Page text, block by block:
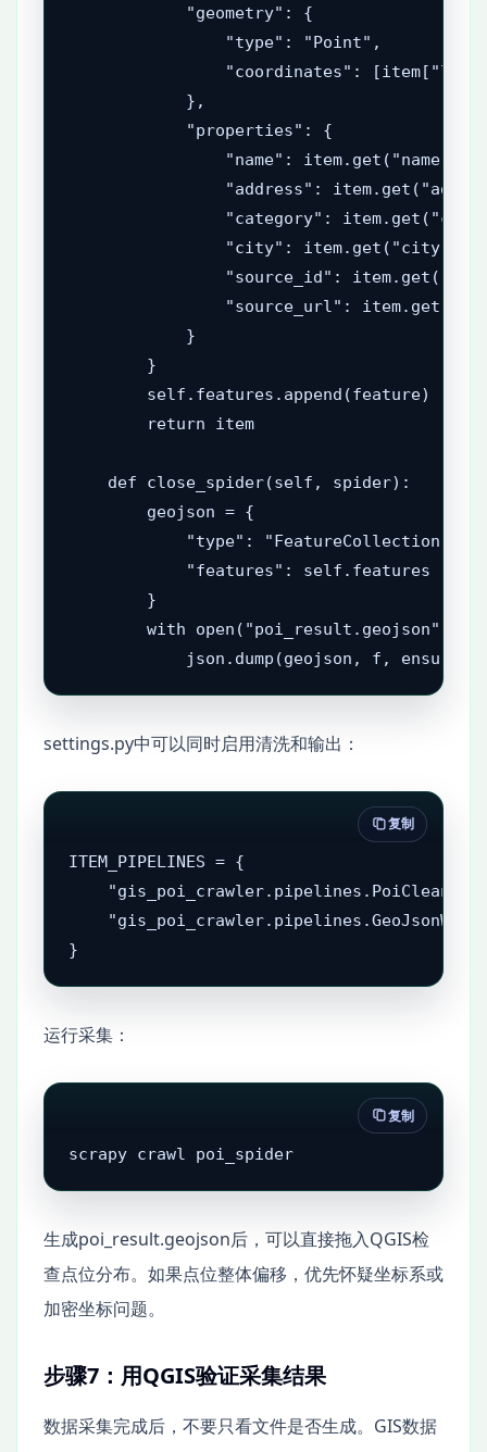
            "geometry": {
                "type": "Point",
"coordinates":
            },
            "properties": {
                "name": item.get("name"),
"address":
"category":
                "city": item.get("city"),
"source_id":
"source_url":
            }
        }
        self.features.append(feature)
        return item
    def close_spider(self, spider):
        geojson = {
            "type": "FeatureCollection",
            "features": self.features
        }
with open("poi_result.geojson",
settings.py中可以同时启用清洗和输出：
ITEM_PIPELINES = {
}
复制
运行采集：
scrapy crawl poi_spider
复制
生成poi_result.geojson后，可以直接拖入QGIS检
查点位分布。如果点位整体偏移，优先怀疑坐标系或
加密坐标问题。
步骤7：用QGIS验证采集结果
数据采集完成后，不要只看文件是否生成。GIS数据